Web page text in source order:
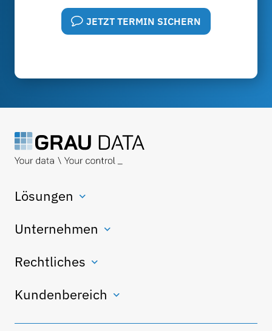
JETZT TERMIN SICHERN
Lösungen
Unternehmen
Rechtliches
Kundenbereich